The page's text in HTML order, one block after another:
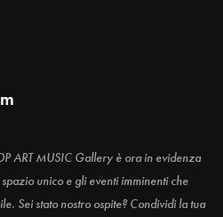
ART MUSIC Gallery è ora in evidenza
unico e gli eventi imminenti che
Sei stato nostro ospite? Condividi la tua